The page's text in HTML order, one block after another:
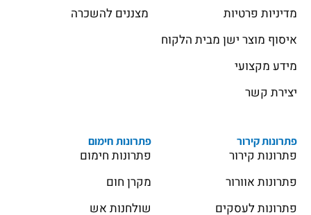
מדיניות פרטיות
איסוף מוצר ישן מבית הלקוח
מידע מקצועי
יצירת קשר
מצננים להשכרה
פתרונות קירור
פתרונות קירור
פתרונות אוורור
פתרונות לעסקים
פתרונות חימום
פתרונות חימום
מקרן חום
שולחנות אש